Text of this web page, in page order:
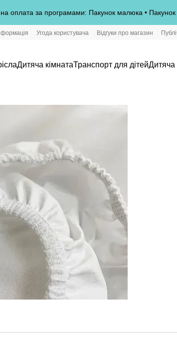
оплата за програмами: Пакунок малюка •
Угода користувача Відгуки про магазин
Дитяча кімнатаТранспорт для дітейДитяча